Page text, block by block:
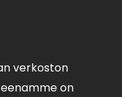
verkoston
on